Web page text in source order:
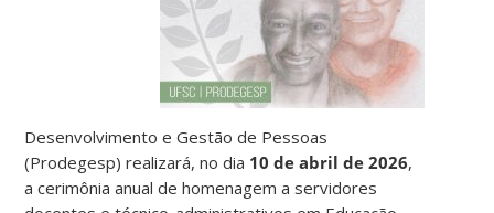
Desenvolvimento e Gestão de Pessoas
(Prodegesp) realizará, no dia 10 de abril de 2026,
a cerimônia anual de homenagem a servidores